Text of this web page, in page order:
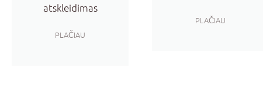
atskleidimas
PLAČIAU
PLAČIAU